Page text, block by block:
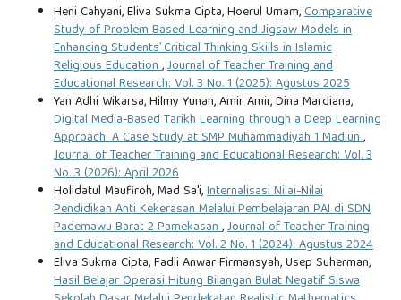
Heni Cahyani, Eliva Sukma Cipta, Hoerul Umam,Comparative
Study of Problem Based Learning and Jigsaw Models in
Enhancing Students’ Critical Thinking Skills in Islamic
Religious Education,Journal of Teacher Training and
Educational Research: Vol. 3 No. 1 (2025): Agustus 2025
Yan Adhi Wikarsa, Hilmy Yunan, Amir Amir, Dina Mardiana,
Digital Media-Based Tarikh Learning through a Deep Learning
Approach: A Case Study at SMP Muhammadiyah 1 Madiun,
Journal of Teacher Training and Educational Research: Vol. 3
No. 3 (2026): April 2026
Holidatul Maufiroh, Mad Sa'i,Internalisasi Nilai-Nilai
Pendidikan Anti Kekerasan Melalui Pembelajaran PAI di SDN
Pademawu Barat 2 Pamekasan,Journal of Teacher Training
and Educational Research: Vol. 2 No. 1 (2024): Agustus 2024
Eliva Sukma Cipta, Fadli Anwar Firmansyah, Usep Suherman,
Hasil Belajar Operasi Hitung Bilangan Bulat Negatif Siswa